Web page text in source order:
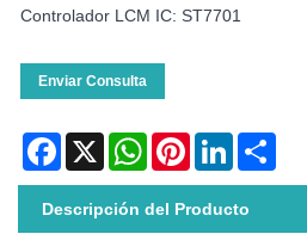
Controlador LCM IC: ST7701
Enviar Consulta
Facebook
X WhatsAppPinterestLinkedIn
Descripción del Producto